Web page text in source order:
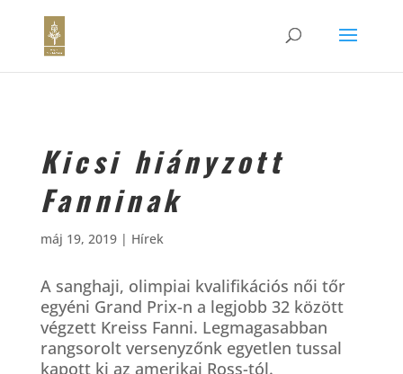
Kicsi hiányzott
Fanninak
máj 19, 2019| Hírek
A sanghaji, olimpiai kvalifikációs női tőr
egyéni Grand Prix-n a legjobb 32 között
végzett Kreiss Fanni. Legmagasabban
rangsorolt versenyzőnk egyetlen tussal
kapott ki az amerikai Ross-tól.